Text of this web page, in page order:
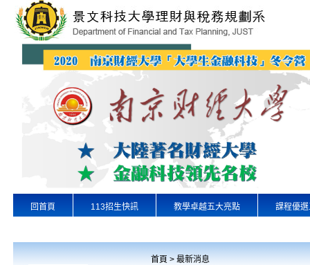
回首頁 113招生快訊 教學卓越五大亮點 課程優
首頁 > 最新消息